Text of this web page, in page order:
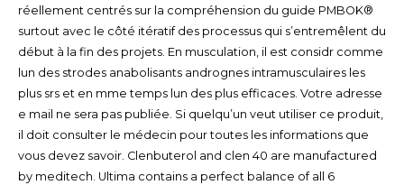
réellement centrés sur la compréhension du guide PMBOK®
surtout avec le côté itératif des processus qui s’entremêlent du
début à la fin des projets. En musculation, il est considr comme
lun des strodes anabolisants andrognes intramusculaires les
plus srs et en mme temps lun des plus efficaces. Votre adresse
e mail ne sera pas publiée. Si quelqu’un veut utiliser ce produit,
il doit consulter le médecin pour toutes les informations que
vous devez savoir. Clenbuterol and clen 40 are manufactured
by meditech. Ultima contains a perfect balance of all 6